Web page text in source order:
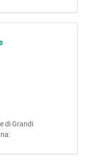
il
regione
di Grandi
il